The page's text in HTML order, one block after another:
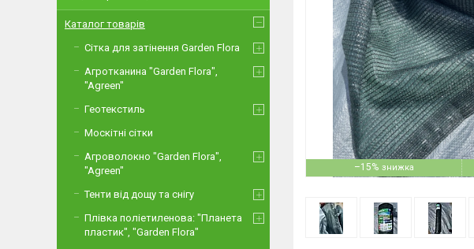
–15%
Каталог товарів
Сітка для затінення Garden Flora
Агротканина "Garden Flora",
"Agreen"
Геотекстиль
Москітні сітки
Агроволокно "Garden Flora",
"Agreen"
Тенти від дощу та снігу
Плівка поліетиленова: "Планета
пластик", "Garden Flora"